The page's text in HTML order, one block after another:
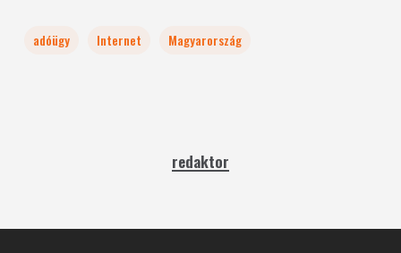
adóügy Internet Magyarország
redaktor